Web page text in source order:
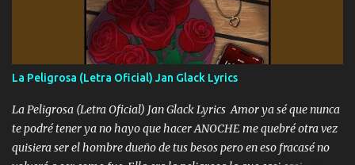
mando un abrazo andamos al cien Choritas también Música
Ando en la colonia bien acelerado traigo un M2 que nunca me ha
fallado para mi compadre mandó un fuerte abrazo también al
Especial sabe que lo apreciamos En los mejores antros me verán
tomando con mujeres hermosas y botellas destapando siempre
bien cuidado bien atrabancado y a los que me conocen ya saben de
lo que hablo Entre lob...
La Peligrosa (Letra Oficial) Jan Glack Lyrics
La Peligrosa (Letra Oficial) Jan Glack Lyrics Amor ya sé que nunca
te podré tener ya no hayo que hacer ANOCHE me quebré otra vez
quisiera ser el hombre dueño de tus besos pero en eso fracasé no